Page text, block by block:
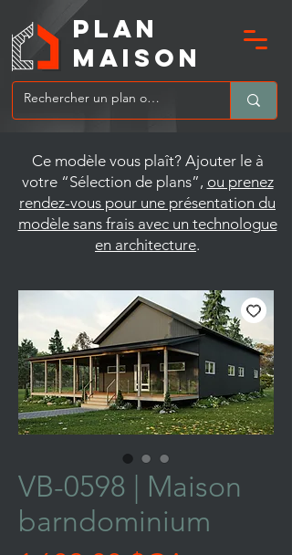
MAIsoN
PLAN
Ce modèle vous plaît? Ajouter le à
votre “Sélection de plans”, ou prenez
rendez-vous pour une présentation du
modèle sans frais avec un technologue
en architecture.
VB-0598 | Maison
barndominium